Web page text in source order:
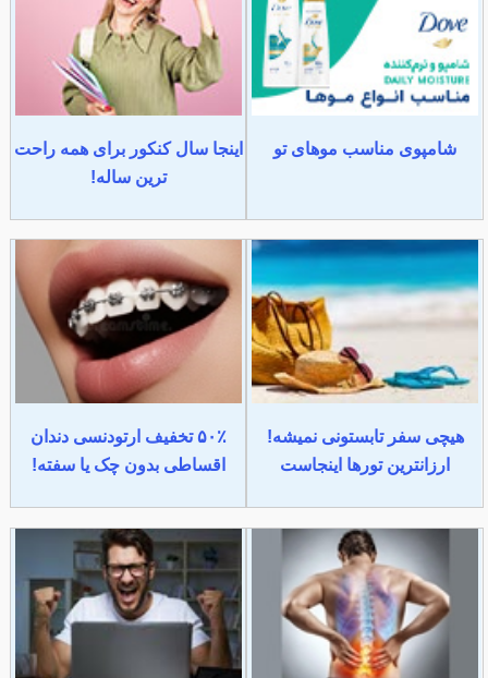
شامپوی مناسب موهای تو
اینجا سال کنکور برای همه راحت
ترین ساله!
هیچی سفر تابستونی نمیشه!
ارزانترین تورها اینجاست
۵۰٪ تخفیف ارتودنسی دندان
اقساطی بدون چک یا سفته!